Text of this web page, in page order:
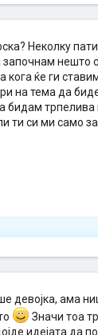
Неколку
нешто
кога ќе ги
на тема да
трпелива
ти си ми само
девојка, ама
Значи тоа
идејата да